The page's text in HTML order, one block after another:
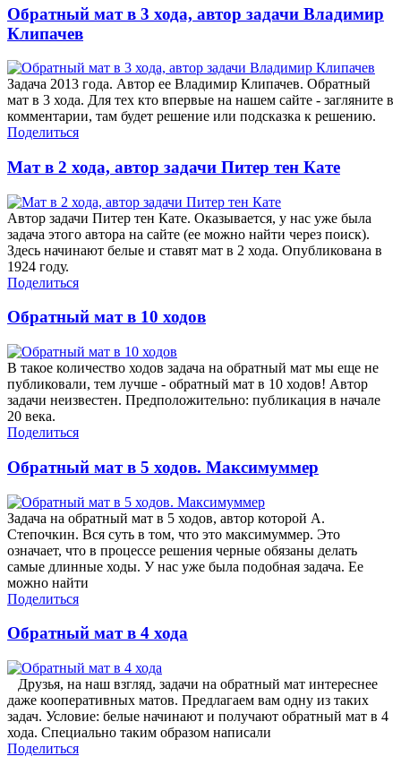
Обратный мат в 3 хода, автор задачи Владимир
Клипачев
Задача 2013 года. Автор ее Владимир Клипачев. Обратный
мат в 3 хода. Для тех кто впервые на нашем сайте - загляните в
комментарии, там будет решение или подсказка к решению.
Поделиться
Мат в 2 хода, автор задачи Питер тен Кате
Автор задачи Питер тен Кате. Оказывается, у нас уже была
задача этого автора на сайте (ее можно найти через поиск).
Здесь начинают белые и ставят мат в 2 хода. Опубликована в
1924 году.
Поделиться
Обратный мат в 10 ходов
В такое количество ходов задача на обратный мат мы еще не
публиковали, тем лучше - обратный мат в 10 ходов! Автор
задачи неизвестен. Предположительно: публикация в начале
20 века.
Поделиться
Обратный мат в 5 ходов. Максимуммер
Задача на обратный мат в 5 ходов, автор которой А.
Степочкин. Вся суть в том, что это максимуммер. Это
означает, что в процессе решения черные обязаны делать
самые длинные ходы. У нас уже была подобная задача. Ее
можно найти
Поделиться
Обратный мат в 4 хода
Друзья, на наш взгляд, задачи на обратный мат интереснее
даже кооперативных матов. Предлагаем вам одну из таких
задач. Условие: белые начинают и получают обратный мат в 4
хода. Специально таким образом написали
Поделиться